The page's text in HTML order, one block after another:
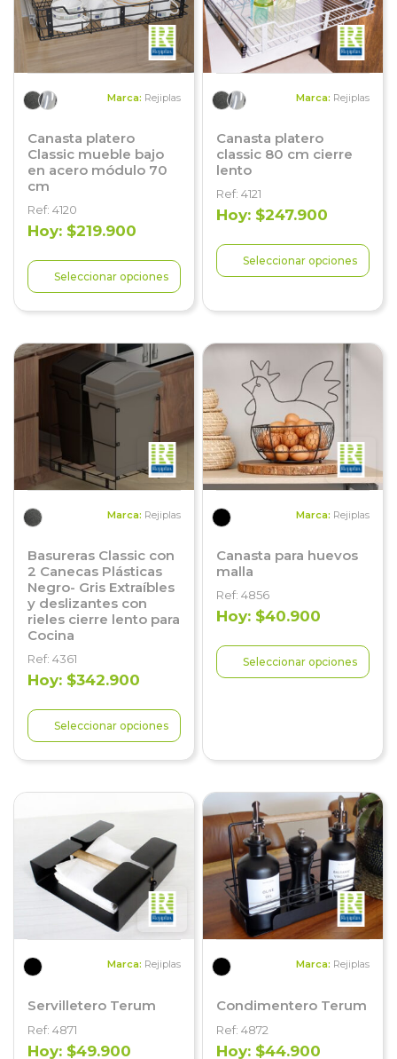
Marca: Rejiplas
Canasta platero
Classic mueble bajo
en acero módulo 70
cm
Ref: 4120
Hoy: $219.900
Seleccionar opciones
Marca: Rejiplas
Canasta platero
classic 80 cm cierre
lento
Ref: 4121
Hoy: $247.900
Seleccionar opciones
Marca: Rejiplas
Basureras Classic con
2 Canecas Plásticas
Negro- Gris Extraíbles
y deslizantes con
rieles cierre lento para
Cocina
Ref: 4361
Hoy: $342.900
Seleccionar opciones
Marca: Rejiplas
Canasta para huevos
malla
Ref: 4856
Hoy: $40.900
Seleccionar opciones
Marca: Rejiplas
Servilletero Terum
Ref: 4871
Hoy: $49.900
Marca: Rejiplas
Condimentero Terum
Ref: 4872
Hoy: $44.900